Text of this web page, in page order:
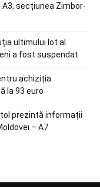
secțiunea Zimbor-
ultimului lot al
a fost suspendat
achiziția
la 93 euro
prezintă informații
– A7